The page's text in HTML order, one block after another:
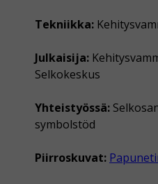
Tekniikka:
Julkaisija:
Selkokeskus
Yhteistyössä:
symbolstöd
Piirroskuvat: